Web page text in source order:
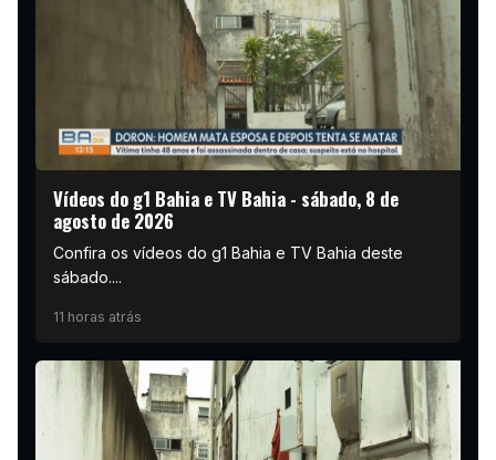
Vídeos do g1 Bahia e TV Bahia - sábado, 8 de
agosto de 2026
Confira os vídeos do g1 Bahia e TV Bahia deste
sábado....
11 horas atrás